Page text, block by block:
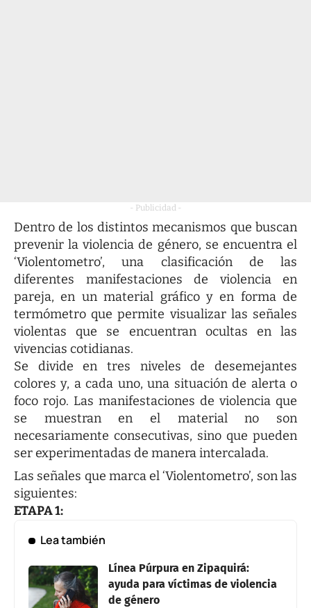
- Publicidad -
Dentro de los distintos mecanismos que buscan
prevenir la violencia de género, se encuentra el
‘Violentometro’, una clasificación de las
diferentes manifestaciones de violencia en
pareja, en un material gráfico y en forma de
termómetro que permite visualizar las señales
violentas que se encuentran ocultas en las
vivencias cotidianas.
Se divide en tres niveles de desemejantes
colores y, a cada uno, una situación de alerta o
foco rojo. Las manifestaciones de violencia que
se muestran en el material no son
necesariamente consecutivas, sino que pueden
ser experimentadas de manera intercalada.
Las señales que marca el ‘Violentometro’, son las
siguientes:
ETAPA 1:
Lea también
Línea Púrpura en Zipaquirá:
ayuda para víctimas de violencia
de género